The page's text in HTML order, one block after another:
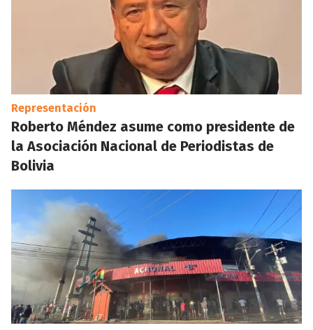
Representación
Roberto Méndez asume como presidente de
la Asociación Nacional de Periodistas de
Bolivia